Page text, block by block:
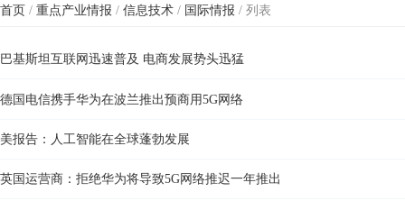
首页 / 重点产业情报 / 信息技术 / 国际情报 / 列表
巴基斯坦互联网迅速普及 电商发展势头迅猛
德国电信携手华为在波兰推出预商用5G网络
美报告：人工智能在全球蓬勃发展
英国运营商：拒绝华为将导致5G网络推迟一年推出